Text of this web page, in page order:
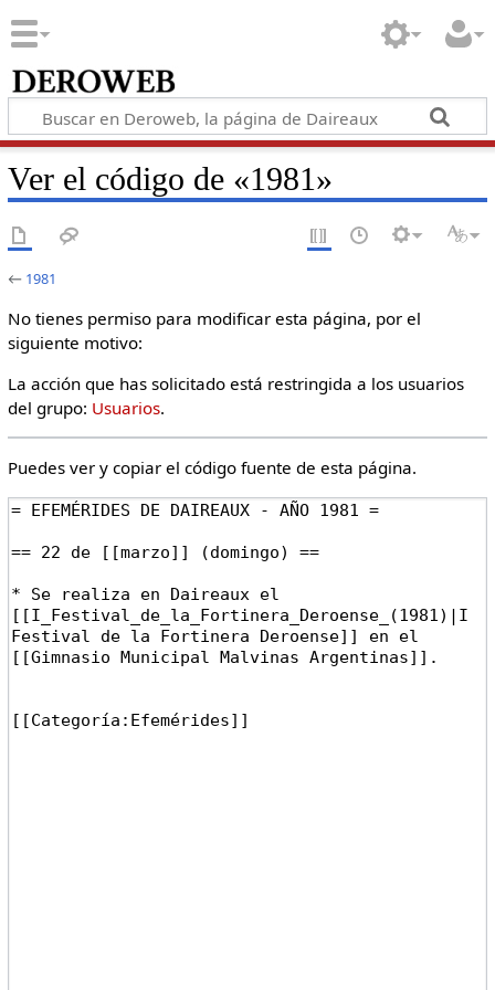
Ver el código de «1981»
← 1981
No tienes permiso para modificar esta página, por el
siguiente motivo:
La acción que has solicitado está restringida a los usuarios
del grupo: Usuarios.
Puedes ver y copiar el código fuente de esta página.